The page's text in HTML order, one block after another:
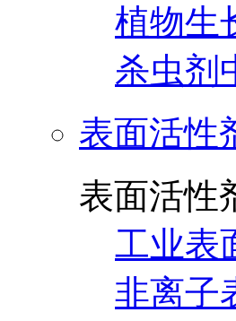
植物生
杀虫剂
表面活性
表面活性
工业表
非离子